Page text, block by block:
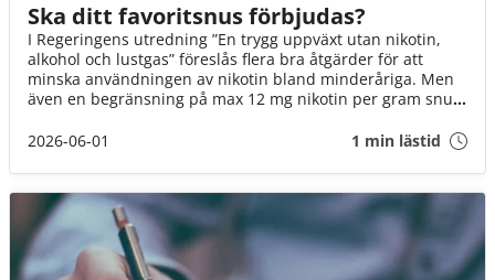
Ska ditt favoritsnus förbjudas?
I Regeringens utredning ”En trygg uppväxt utan nikotin,
alkohol och lustgas” föreslås flera bra åtgärder för att
minska användningen av nikotin bland minderåriga. Men
även en begränsning på max 12 mg nikotin per gram snus
mycket hårt slag mot Sveriges snusare. Om inte
kommer 3 av 4 av oss att drabbas.
2026-06-01 1 min lästid